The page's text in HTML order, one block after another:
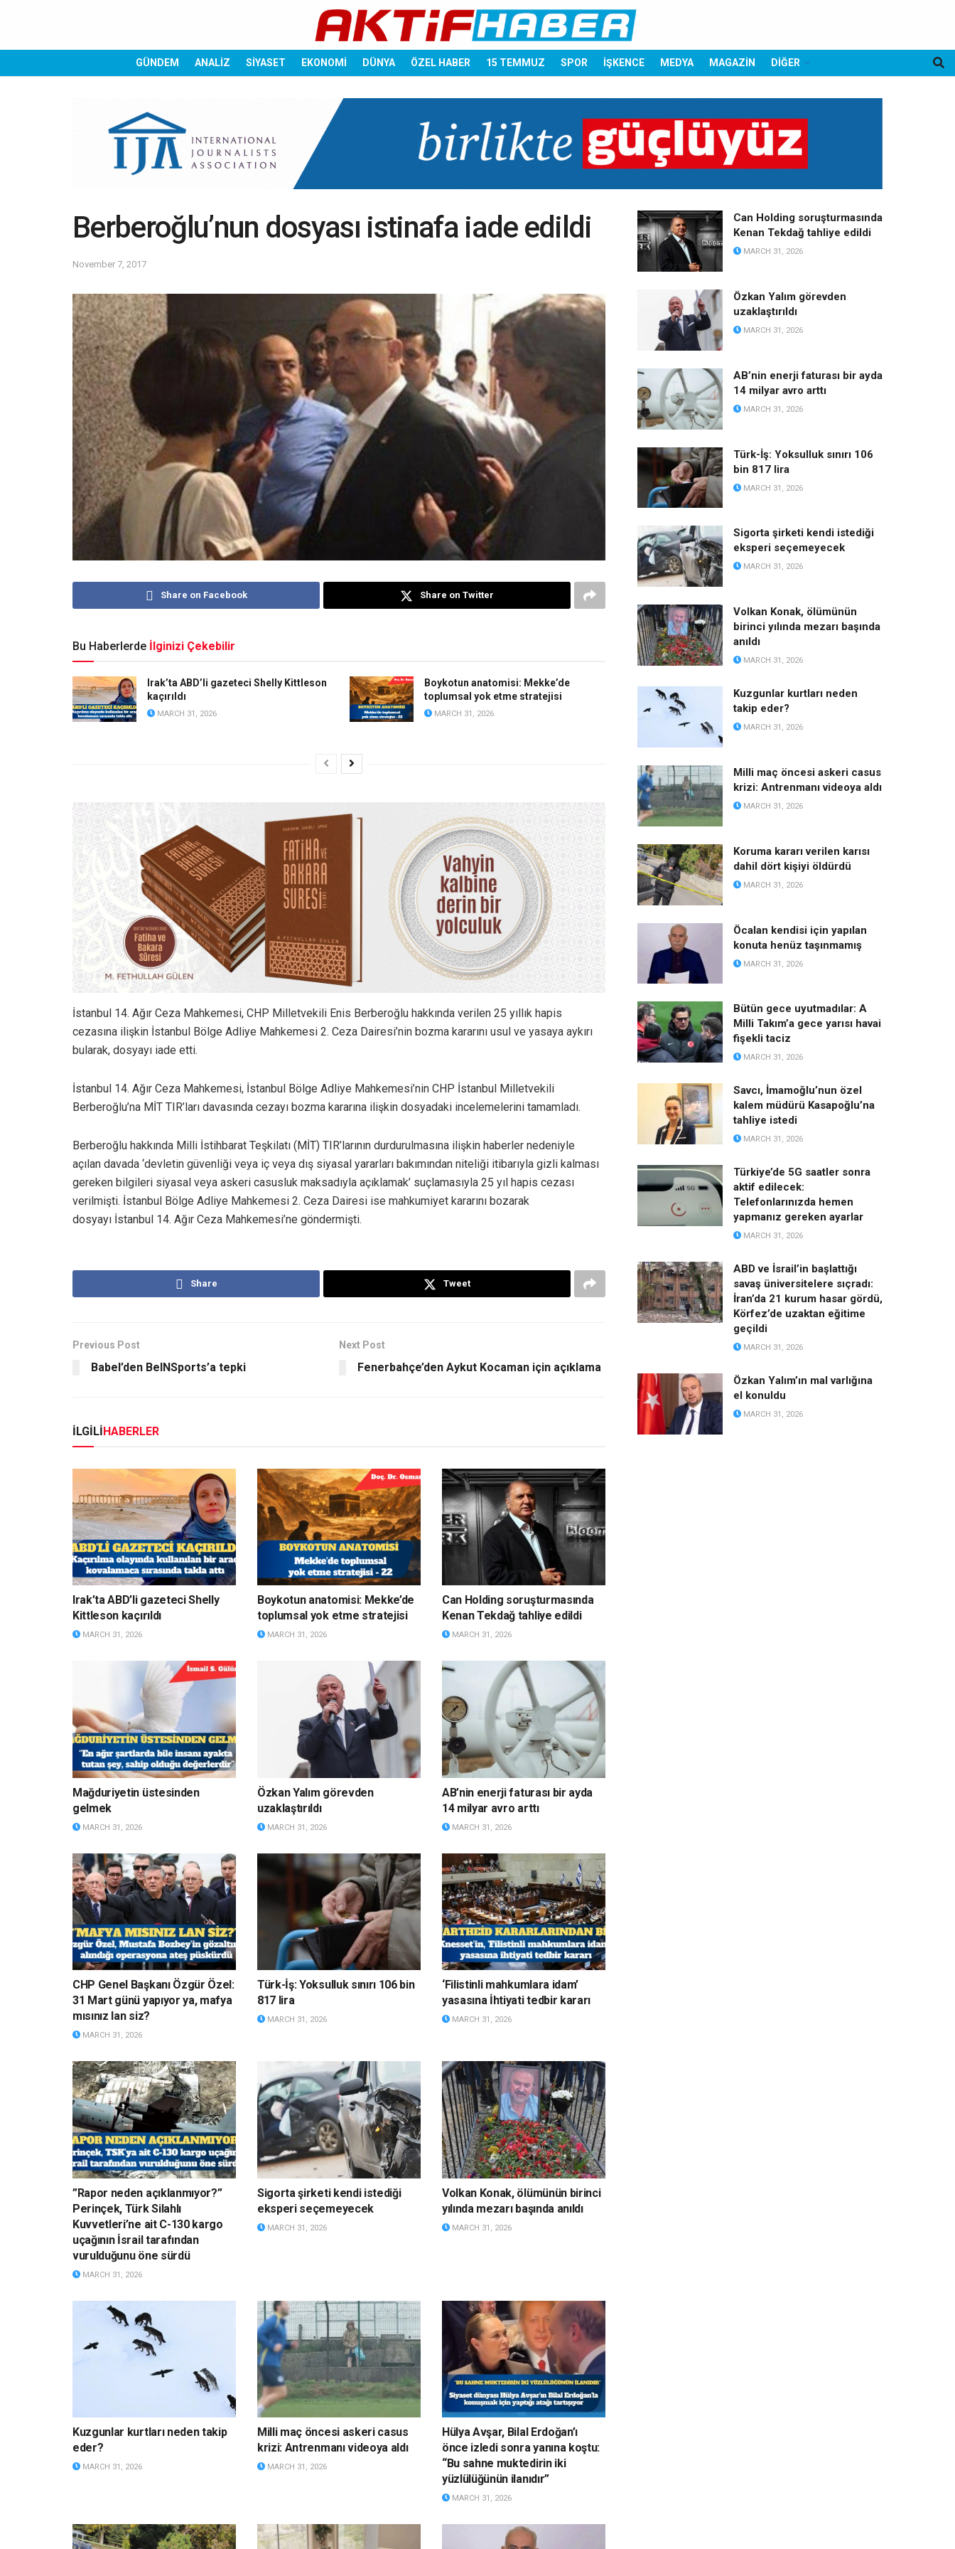
GÜNDEM ANALİZ SİYASET EKONOMİ DÜNYA ÖZEL HABER 15 TEMMUZ SPOR İŞKENCE MEDYA MAGAZİN DİĞER
Berberoğlu’nun dosyası istinafa iade edildi
November 7, 2017
Share on Facebook Share on Twitter
Bu Haberlerde İlginizi Çekebilir
Irak’ta ABD’li gazeteci Shelly Kittleson
kaçırıldı
MARCH 31, 2026
Boykotun anatomisi: Mekke’de
toplumsal yok etme stratejisi
MARCH 31, 2026
İstanbul 14. Ağır Ceza Mahkemesi, CHP Milletvekili Enis Berberoğlu hakkında verilen 25 yıllık hapis
cezasına ilişkin İstanbul Bölge Adliye Mahkemesi 2. Ceza Dairesi’nin bozma kararını usul ve yasaya aykırı
bularak, dosyayı iade etti.
İstanbul 14. Ağır Ceza Mahkemesi, İstanbul Bölge Adliye Mahkemesi’nin CHP İstanbul Milletvekili
Berberoğlu’na MİT TIR’ları davasında cezayı bozma kararına ilişkin dosyadaki incelemelerini tamamladı.
Berberoğlu hakkında Milli İstihbarat Teşkilatı (MİT) TIR’larının durdurulmasına ilişkin haberler nedeniyle
açılan davada ‘devletin güvenliği veya iç veya dış siyasal yararları bakımından niteliği itibarıyla gizli kalması
gereken bilgileri siyasal veya askeri casusluk maksadıyla açıklamak’ suçlamasıyla 25 yıl hapis cezası
verilmişti. İstanbul Bölge Adliye Mahkemesi 2. Ceza Dairesi ise mahkumiyet kararını bozarak
dosyayı İstanbul 14. Ağır Ceza Mahkemesi’ne göndermişti.
Share Tweet
Previous Post
Babel’den BeINSports’a tepki
Next Post
Fenerbahçe’den Aykut Kocaman için açıklama
İLGİLİHABERLER
Irak’ta ABD’li gazeteci Shelly
Kittleson kaçırıldı
MARCH 31, 2026
Boykotun anatomisi: Mekke’de
toplumsal yok etme stratejisi
MARCH 31, 2026
Can Holding soruşturmasında
Kenan Tekdağ tahliye edildi
MARCH 31, 2026
Mağduriyetin üstesinden
gelmek
MARCH 31, 2026
Özkan Yalım görevden
uzaklaştırıldı
MARCH 31, 2026
AB’nin enerji faturası bir ayda
14 milyar avro arttı
MARCH 31, 2026
CHP Genel Başkanı Özgür Özel:
31 Mart günü yapıyor ya, mafya
mısınız lan siz?
MARCH 31, 2026
Türk-İş: Yoksulluk sınırı 106 bin
817 lira
MARCH 31, 2026
‘Filistinli mahkumlara idam’
yasasına İhtiyati tedbir kararı
MARCH 31, 2026
”Rapor neden açıklanmıyor?”
Perinçek, Türk Silahlı
Kuvvetleri’ne ait C-130 kargo
uçağının İsrail tarafından
vurulduğunu öne sürdü
MARCH 31, 2026
Sigorta şirketi kendi istediği
eksperi seçemeyecek
MARCH 31, 2026
Volkan Konak, ölümünün birinci
yılında mezarı başında anıldı
MARCH 31, 2026
Kuzgunlar kurtları neden takip
eder?
MARCH 31, 2026
Milli maç öncesi askeri casus
krizi: Antrenmanı videoya aldı
MARCH 31, 2026
Hülya Avşar, Bilal Erdoğan’ı
önce izledi sonra yanına koştu:
“Bu sahne muktedirin iki
yüzlülüğünün ilanıdır”
MARCH 31, 2026
Can Holding soruşturmasında
Kenan Tekdağ tahliye edildi
MARCH 31, 2026
Özkan Yalım görevden
uzaklaştırıldı
MARCH 31, 2026
AB’nin enerji faturası bir ayda
14 milyar avro arttı
MARCH 31, 2026
Türk-İş: Yoksulluk sınırı 106
bin 817 lira
MARCH 31, 2026
Sigorta şirketi kendi istediği
eksperi seçemeyecek
MARCH 31, 2026
Volkan Konak, ölümünün
birinci yılında mezarı başında
anıldı
MARCH 31, 2026
Kuzgunlar kurtları neden
takip eder?
MARCH 31, 2026
Milli maç öncesi askeri casus
krizi: Antrenmanı videoya aldı
MARCH 31, 2026
Koruma kararı verilen karısı
dahil dört kişiyi öldürdü
MARCH 31, 2026
Öcalan kendisi için yapılan
konuta henüz taşınmamış
MARCH 31, 2026
Bütün gece uyutmadılar: A
Milli Takım’a gece yarısı havai
fişekli taciz
MARCH 31, 2026
Savcı, İmamoğlu’nun özel
kalem müdürü Kasapoğlu’na
tahliye istedi
MARCH 31, 2026
Türkiye’de 5G saatler sonra
aktif edilecek:
Telefonlarınızda hemen
yapmanız gereken ayarlar
MARCH 31, 2026
ABD ve İsrail’in başlattığı
savaş üniversitelere sıçradı:
İran’da 21 kurum hasar gördü,
Körfez’de uzaktan eğitime
geçildi
MARCH 31, 2026
Özkan Yalım’ın mal varlığına
el konuldu
MARCH 31, 2026